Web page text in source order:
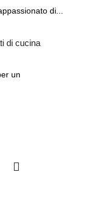
di...
di cucina
un